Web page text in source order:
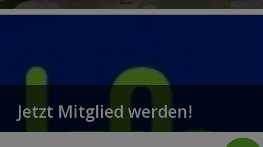
Jetzt Mitglied werden!